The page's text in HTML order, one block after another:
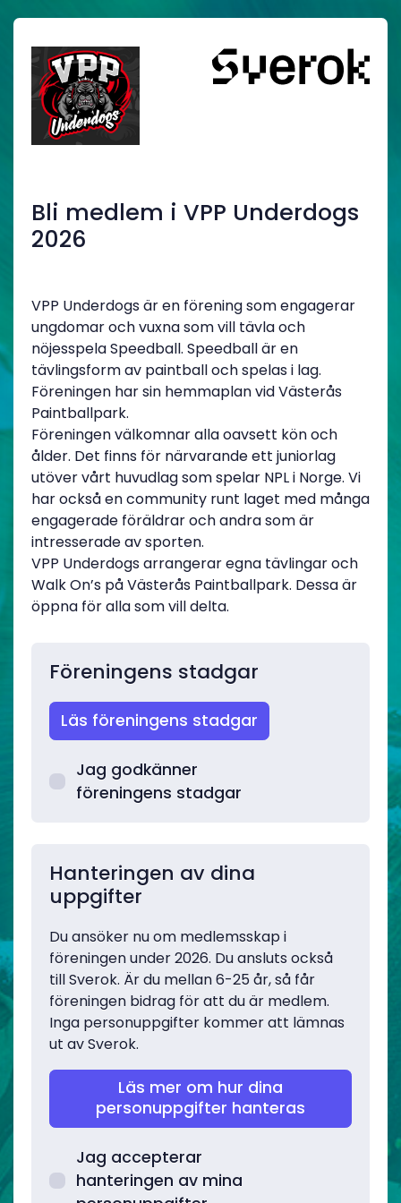
Bli medlem i VPP Underdogs
2026
VPP Underdogs är en förening som engagerar
ungdomar och vuxna som vill tävla och
nöjesspela Speedball. Speedball är en
tävlingsform av paintball och spelas i lag.
Föreningen har sin hemmaplan vid Västerås
Paintballpark.
Föreningen välkomnar alla oavsett kön och
ålder. Det finns för närvarande ett juniorlag
utöver vårt huvudlag som spelar NPL i Norge. Vi
har också en community runt laget med många
engagerade föräldrar och andra som är
intresserade av sporten.
VPP Underdogs arrangerar egna tävlingar och
Walk On’s på Västerås Paintballpark. Dessa är
öppna för alla som vill delta.
Föreningens stadgar
Läs föreningens stadgar
Jag godkänner
föreningens stadgar
Hanteringen av dina
uppgifter
Du ansöker nu om medlemsskap i
föreningen under 2026. Du ansluts också
till Sverok. Är du mellan 6-25 år, så får
föreningen bidrag för att du är medlem.
Inga personuppgifter kommer att lämnas
ut av Sverok.
Läs mer om hur dina
personuppgifter hanteras
Jag accepterar
hanteringen av mina